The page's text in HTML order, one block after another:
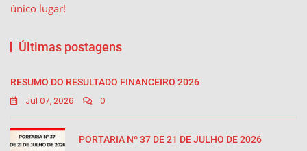
único lugar!
Últimas postagens
RESUMO DO RESULTADO FINANCEIRO 2026
Jul 07, 2026 0
PORTARIA Nº 37 DE 21 DE JULHO DE 2026